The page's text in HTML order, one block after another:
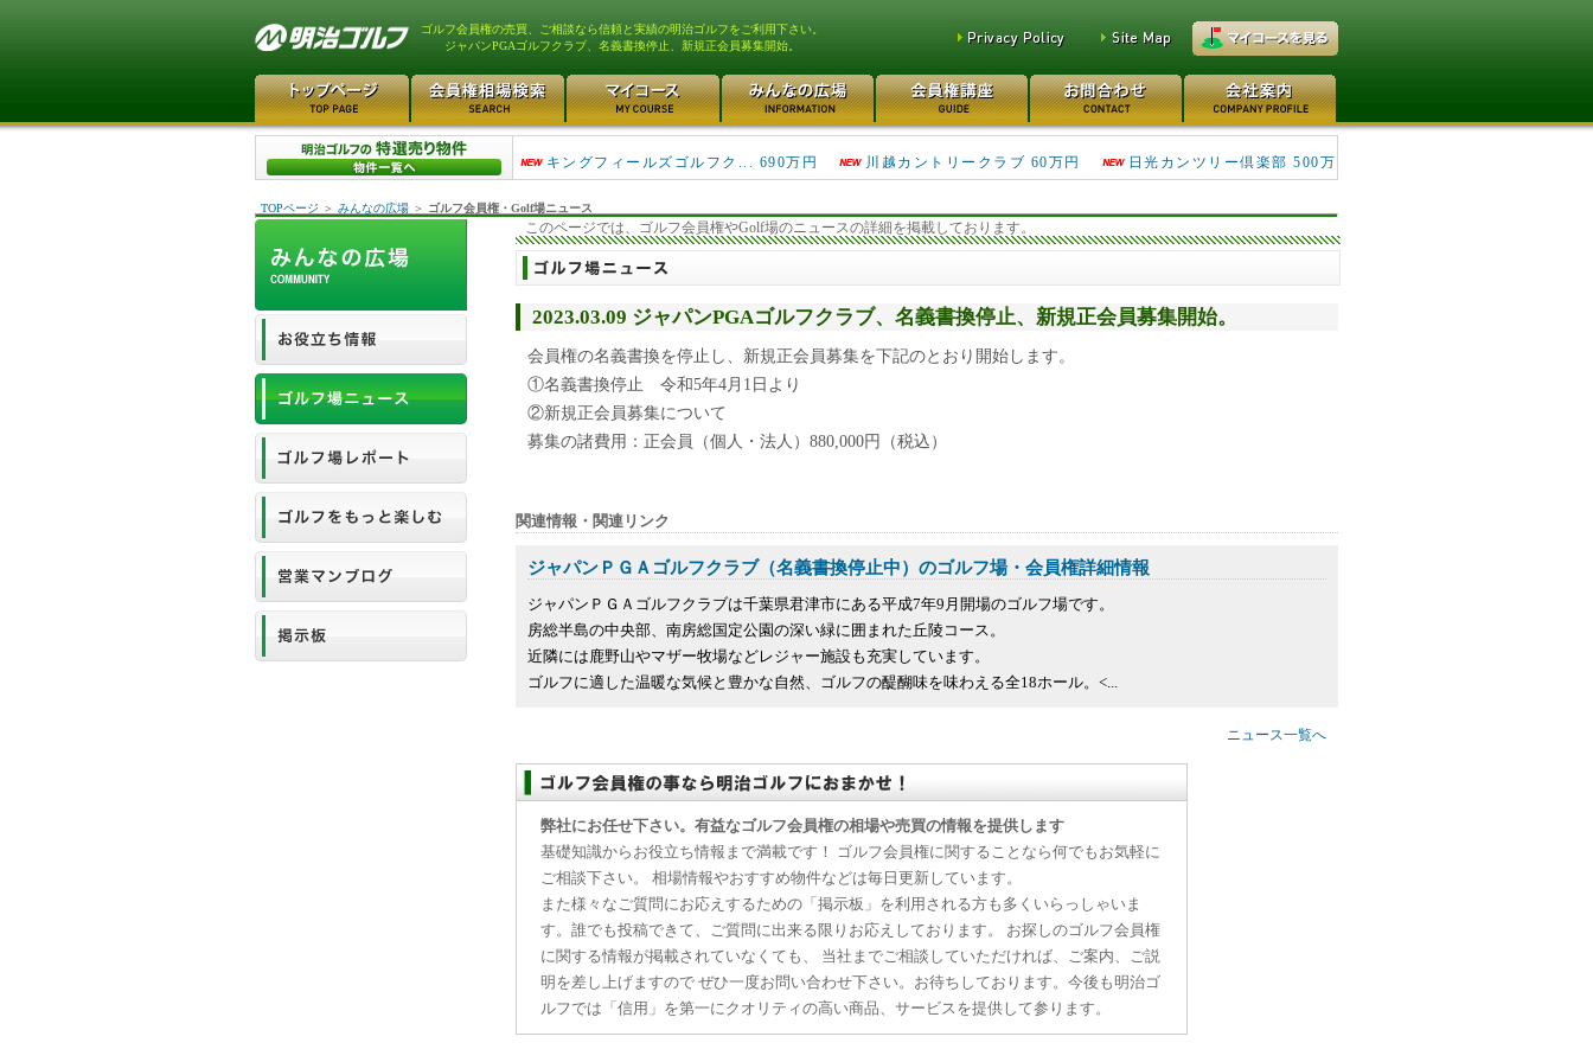
ゴルフ会員権の売買、ご相談なら信頼と実績の明治ゴルフをご利用下さい。
ジャパンPGAゴルフクラブ、名義書換停止、新規正会員募集開始。
高坂カントリークラブ 160万円 津久井湖ゴルフ倶楽部 80万円 鴻巣カントリークラブ 70万円
キングフィールズゴルフク... 690万円 川越カントリークラブ 60万円
日光カンツリー倶楽部 500万
円
TOPページ ＞ みんなの広場 ＞ ゴルフ会員権・Golf場ニュース
このページでは、ゴルフ会員権やGolf場のニュースの詳細を掲載しております。
2023.03.09 ジャパンPGAゴルフクラブ、名義書換停止、新規正会員募集開始。
会員権の名義書換を停止し、新規正会員募集を下記のとおり開始します。
①名義書換停止 令和5年4月1日より
②新規正会員募集について
募集の諸費用：正会員（個人・法人）880,000円（税込）
関連情報・関連リンク
ジャパンＰＧＡゴルフクラブ（名義書換停止中）のゴルフ場・会員権詳細情報
ジャパンＰＧＡゴルフクラブは千葉県君津市にある平成7年9月開場のゴルフ場です。
房総半島の中央部、南房総国定公園の深い緑に囲まれた丘陵コース。
近隣には鹿野山やマザー牧場などレジャー施設も充実しています。
ゴルフに適した温暖な気候と豊かな自然、ゴルフの醍醐味を味わえる全18ホール。<...
ニュース一覧へ
弊社にお任せ下さい。有益なゴルフ会員権の相場や売買の情報を提供します
基礎知識からお役立ち情報まで満載です！ ゴルフ会員権に関することなら何でもお気軽に
ご相談下さい。 相場情報やおすすめ物件などは毎日更新しています。
また様々なご質問にお応えするための「掲示板」を利用される方も多くいらっしゃいま
す。誰でも投稿できて、ご質問に出来る限りお応えしております。 お探しのゴルフ会員権
に関する情報が掲載されていなくても、 当社までご相談していただければ、ご案内、ご説
明を差し上げますので ぜひ一度お問い合わせ下さい。お待ちしております。今後も明治ゴ
ルフでは「信用」を第一にクオリティの高い商品、サービスを提供して参ります。